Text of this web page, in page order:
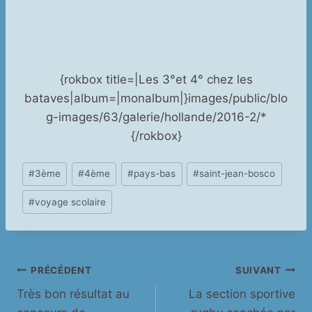
{rokbox title=|Les 3°et 4° chez les
bataves|album=|monalbum|}images/public/blo
g-images/63/galerie/hollande/2016-2/*
{/rokbox}
Étiquettes
de
la
#3ème #4ème #pays-bas #saint-jean-bosco
#voyage scolaire
Navigation
de
PRÉCÉDENT
Très bon résultat au
SUIVANT
La section sportive